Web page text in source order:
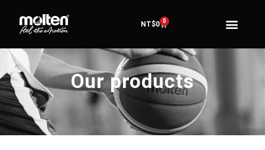
NT$0 0
Our products